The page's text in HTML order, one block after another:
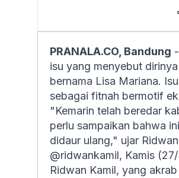
PRANALA.CO, Bandung
isu yang menyebut
bernama Lisa Mariana.
sebagai fitnah bermotif
"Kemarin telah beredar
perlu sampaikan bahwa
didaur ulang," ujar
@ridwankamil, Kamis
Ridwan Kamil, yang